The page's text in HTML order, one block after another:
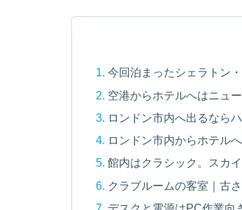
今回泊まったシェラトン
空港からホテルへはニュ
ロンドン市内へ出るなら
ロンドン市内からホテル
館内はクラシック。スカ
クラブルームの客室｜古